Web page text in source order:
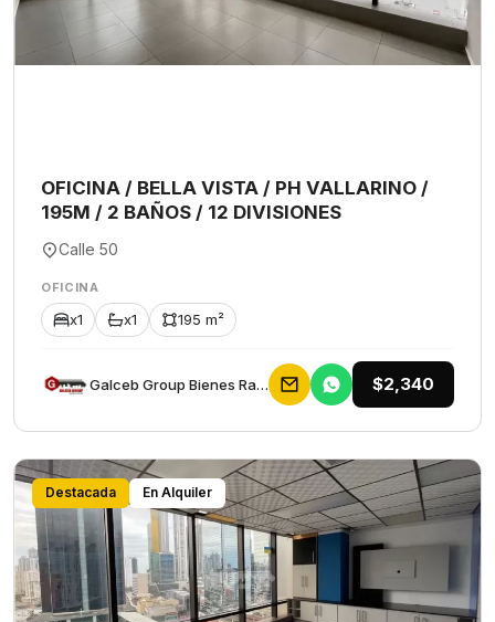
OFICINA / BELLA VISTA / PH VALLARINO /
195M / 2 BAÑOS / 12 DIVISIONES
Calle 50
OFICINA
x1 x1 195 m²
Galceb Group Bienes Raices $2,340
Destacada En Alquiler